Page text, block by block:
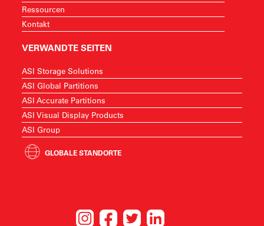
Ressourcen
Kontakt
VERWANDTE SEITEN
ASI Storage Solutions
ASI Global Partitions
ASI Accurate Partitions
ASI Visual Display Products
ASI Group
GLOBALE STANDORTE